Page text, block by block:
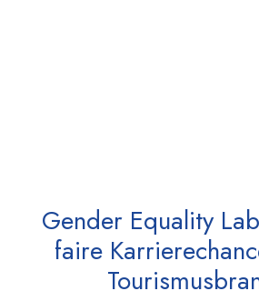
Gender Equality
faire